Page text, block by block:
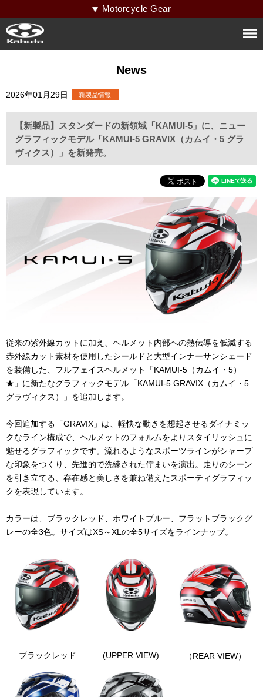
Motorcycle Gear
News
2026年01月29日
【新製品】スタンダードの新領域「KAMUI-5」に、ニュー
グラフィックモデル「KAMUI-5 GRAVIX（カムイ・5 グラ
ヴィクス）」を新発売。
従来の紫外線カットに加え、ヘルメット内部への熱伝導を低減する
赤外線カット素材を使用したシールドと大型インナーサンシェード
を装備した、フルフェイスヘルメット「KAMUI-5 （カムイ・ 5）
★」に新たなグラフィックモデル「KAMUI-5 GRAVIX （カムイ・ 5
グラヴィクス）」を追加します。
今回追加する「GRAVIX 」は、軽快な動きを想起させるダイナミッ
クなライン構成で、ヘルメットのフォルムをよりスタイリッシュに
魅せるグラフィックです。流れるようなスポーツラインがシャープ
な印象をつくり、先進的で洗練された佇まいを演出。走りのシーン
を引き立てる、存在感と美しさを兼ね備えたスポーティグラフィッ
クを表現しています。
カラーは、ブラックレッド、ホワイトブルー、フラットブラックグ
レーの全3色。サイズはXS～XL の全5サイズをラインナップ。
ブラックレッド (UPPER VIEW) （REAR VIEW）